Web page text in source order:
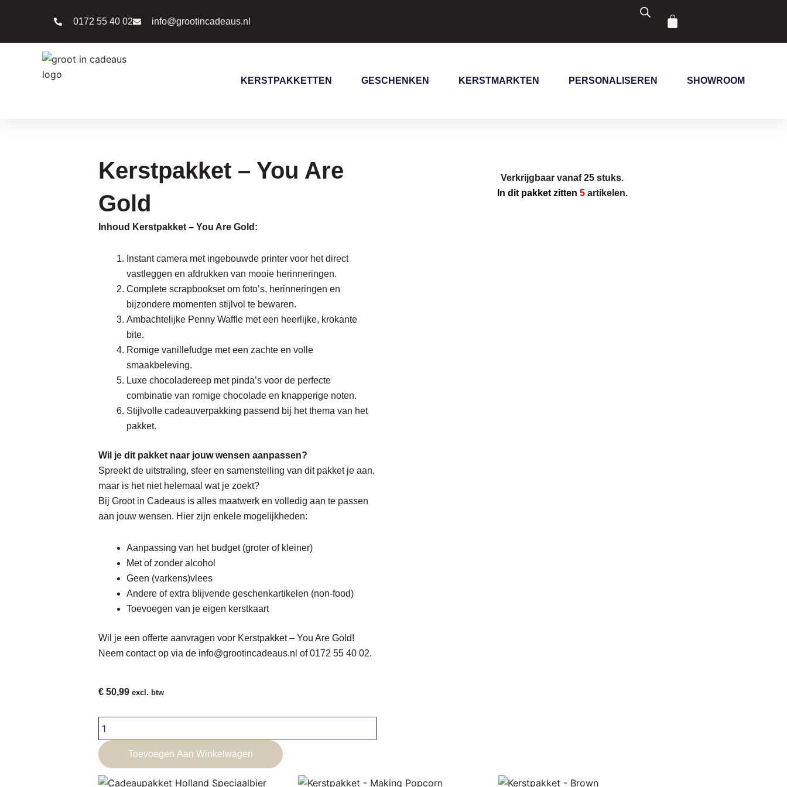
0172 55 40 02 info@grootincadeaus.nl Winkelwagen
KERSTPAKKETTEN GESCHENKEN KERSTMARKTEN PERSONALISEREN SHOWROOM
Kerstpakket – You Are
Gold
Inhoud Kerstpakket – You Are Gold:
Instant camera met ingebouwde printer voor het direct
vastleggen en afdrukken van mooie herinneringen.
Complete scrapbookset om foto’s, herinneringen en
bijzondere momenten stijlvol te bewaren.
Ambachtelijke Penny Waffle met een heerlijke, krokante
bite.
Romige vanillefudge met een zachte en volle
smaakbeleving.
Luxe chocoladereep met pinda’s voor de perfecte
combinatie van romige chocolade en knapperige noten.
Stijlvolle cadeauverpakking passend bij het thema van het
pakket.
Wil je dit pakket naar jouw wensen aanpassen?
Spreekt de uitstraling, sfeer en samenstelling van dit pakket je aan,
maar is het niet helemaal wat je zoekt?
Bij Groot in Cadeaus is alles maatwerk en volledig aan te passen
aan jouw wensen. Hier zijn enkele mogelijkheden:
Aanpassing van het budget (groter of kleiner)
Met of zonder alcohol
Geen (varkens)vlees
Andere of extra blijvende geschenkartikelen (non-food)
Toevoegen van je eigen kerstkaart
Wil je een offerte aanvragen voor Kerstpakket– You Are Gold!
Neem contact op via de info@grootincadeaus.nl of0172 55 40 02.
€ 50,99 excl. btw
You
Are
Gold
aantal
Toevoegen Aan Winkelwagen
Verkrijgbaar vanaf 25 stuks.
In dit pakket zitten 5 artikelen.